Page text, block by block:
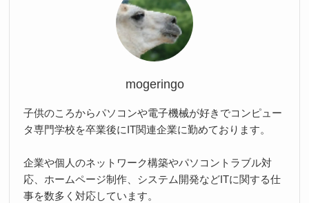
mogeringo
子供のころからパソコンや電子機械が好きでコンピュー
タ専門学校を卒業後にIT関連企業に勤めております。
企業や個人のネットワーク構築やパソコントラブル対
応、ホームページ制作、システム開発などITに関する仕
事を数多く対応しています。